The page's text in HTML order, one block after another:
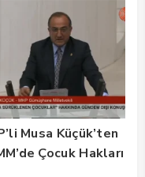
Musa Küçük’ten
Çocuk Hakları